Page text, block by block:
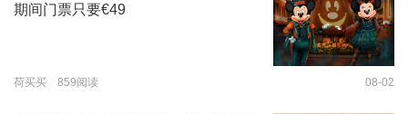
期间门票只要€49
荷买买 859阅读 08-02